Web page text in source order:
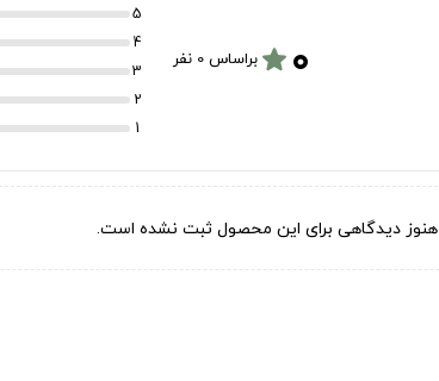
۰ starبراساس 0 نفر
5
4
3
2
1
هنوز دیدگاهی برای این محصول ثبت نشده است.